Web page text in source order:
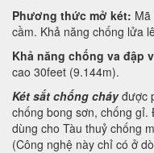
Phương thức mở két:
cầm. Khả năng chống lửa
Khả năng chống va đập
cao 30feet (9.144m).
Két sắt chống cháyđược
chống bong sơn, chống
dùng cho Tàu thuỷ chống
(Công nghệ này chỉ có ở